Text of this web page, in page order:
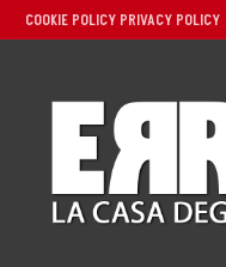
COOKIE POLICY PRIVACY POLICY